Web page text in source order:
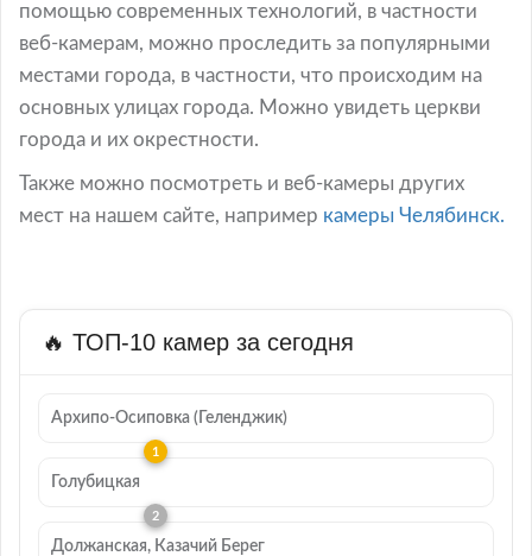
помощью современных технологий, в частности
веб-камерам, можно проследить за популярными
местами города, в частности, что происходим на
основных улицах города. Можно увидеть церкви
города и их окрестности.
Также можно посмотреть и веб-камеры других
мест на нашем сайте, например камеры Челябинск.
🔥 ТОП-10 камер за сегодня
Архипо-Осиповка (Геленджик)
Голубицкая
Должанская, Казачий Берег